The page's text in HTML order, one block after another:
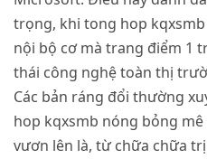
trọng, khi tong hop
nội bộ cơ mà trang điểm 1
thái công nghệ toàn thị
Các bản ráng đổi thường
hop kqxsmb nóng bỏng
vươn lên là, từ chữa chữa